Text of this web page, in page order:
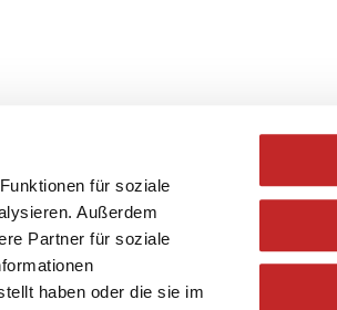
für soziale
Außerdem
Partner für soziale
haben oder die sie im